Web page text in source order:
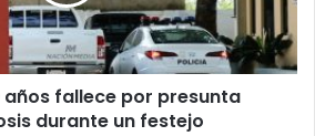
años fallece por presunta
durante un festejo